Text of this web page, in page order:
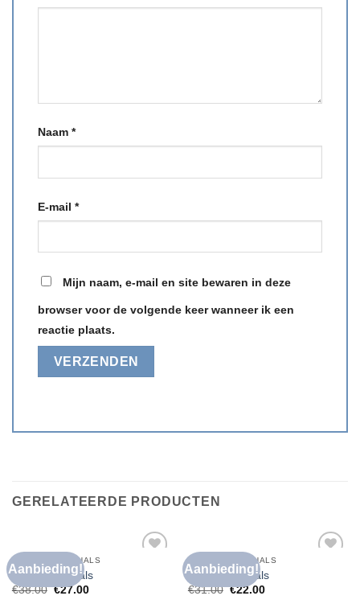
Naam *
E-mail *
Mijn naam, e-mail en site bewaren in deze
browser voor de volgende keer wanneer ik een
reactie plaats.
GERELATEERDE PRODUCTEN
Aanbieding!
T SHIRT HOGE HALS
t shirt hoge hals
€38.00 €27.00
Aanbieding!
T SHIRT HOGE HALS
t shirt hoge hals
€31.00 €22.00